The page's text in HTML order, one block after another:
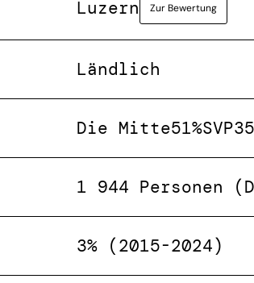
Luzern Zur Bewertung
Ländlich
Die Mitte51%SVP
1 944 Personen
3% (2015-2024)